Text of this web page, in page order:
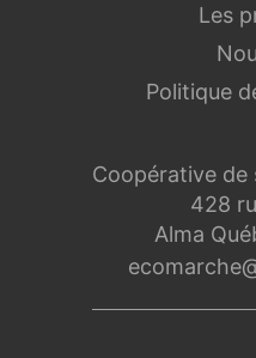
Coopérative
428
Alma
Les
Politique